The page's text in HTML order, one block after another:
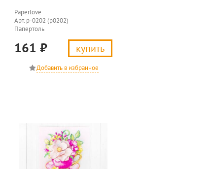
Paperlove
Арт. p-0202 (p0202)
Папертоль
161 ₽ купить